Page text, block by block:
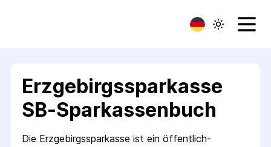
Erzgebirgssparkasse
SB-Sparkassenbuch
Die Erzgebirgs­sparkasse ist ein öffentlich­